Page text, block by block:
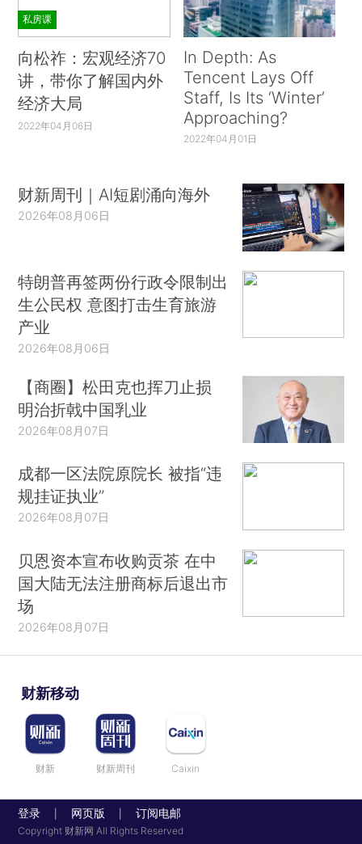
私房课
向松祚：宏观经济70
讲，带你了解国内外
经济大局
2022年04月06日
In Depth: As
Tencent Lays Off
Staff, Is Its ‘Winter’
Approaching?
2022年04月01日
财新周刊｜AI短剧涌向海外
2026年08月06日
特朗普再签两份行政令限制出
生公民权 意图打击生育旅游
产业
2026年08月06日
【商圈】松田克也挥刀止损
明治折戟中国乳业
2026年08月07日
成都一区法院原院长 被指“违
规挂证执业”
2026年08月07日
贝恩资本宣布收购贡茶 在中
国大陆无法注册商标后退出市
场
2026年08月07日
财新移动
财新 财新周刊 Caixin
登录 网页版 订阅电邮
Copyright 财新网 All Rights Reserved